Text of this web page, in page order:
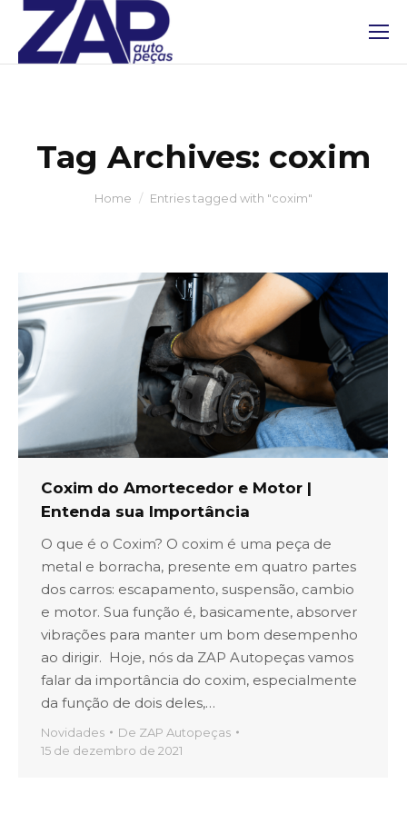
Tag Archives: coxim
You are here:Home Entries tagged with "coxim"
Coxim do Amortecedor e Motor |
Entenda sua Importância
O que é o Coxim? O coxim é uma peça de
metal e borracha, presente em quatro partes
dos carros: escapamento, suspensão, cambio
e motor. Sua função é, basicamente, absorver
vibrações para manter um bom desempenho
ao dirigir. Hoje, nós da ZAP Autopeças vamos
falar da importância do coxim, especialmente
da função de dois deles,…
Novidades De ZAP Autopeças
15 de dezembro de 2021